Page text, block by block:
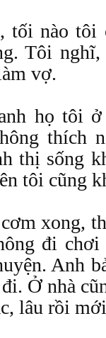
tối nào tôi
Tôi
vợ.
họ tôi
thích
thị sống
tôi cũng
xong,
đi
Anh
Ở nhà
lâu rồi